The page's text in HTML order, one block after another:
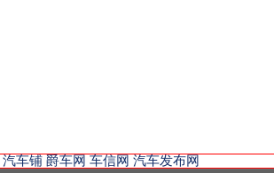
汽车铺 爵车网 车信网 汽车发布网